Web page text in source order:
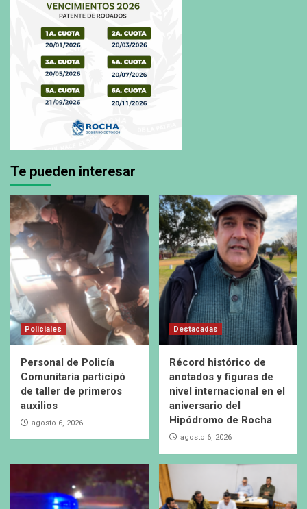
Te pueden interesar
Policiales
Personal de Policía
Comunitaria participó
de taller de primeros
auxilios
agosto 6, 2026
Destacadas
Récord histórico de
anotados y figuras de
nivel internacional en el
aniversario del
Hipódromo de Rocha
agosto 6, 2026